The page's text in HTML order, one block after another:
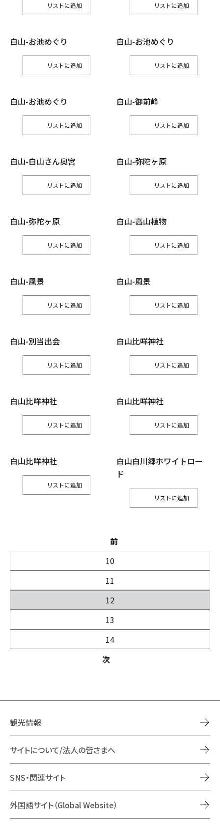
リスト リスト
白山-お池めぐり
リスト
白山-お池めぐり
リスト
白山-お池めぐり
リスト
白山-御前峰
リスト
白山-白山さん奥宮
リスト
白山-弥陀ヶ原
リスト
白山-弥陀ヶ原
リスト
白山-高山植物
リスト
白山-風景
リスト
白山-風景
リスト
白山-別当出会
リスト
⽩⼭⽐咩神社
リスト
⽩⼭⽐咩神社
リスト
⽩⼭⽐咩神社
リスト
⽩⼭⽐咩神社
リスト
白山白川郷ホワイトロー
ド
リスト
前
10
11
12
13
14
次
観光情報
サイトについて/法人の皆さまへ
SNS・関連サイト
外国語サイト（Global Website）